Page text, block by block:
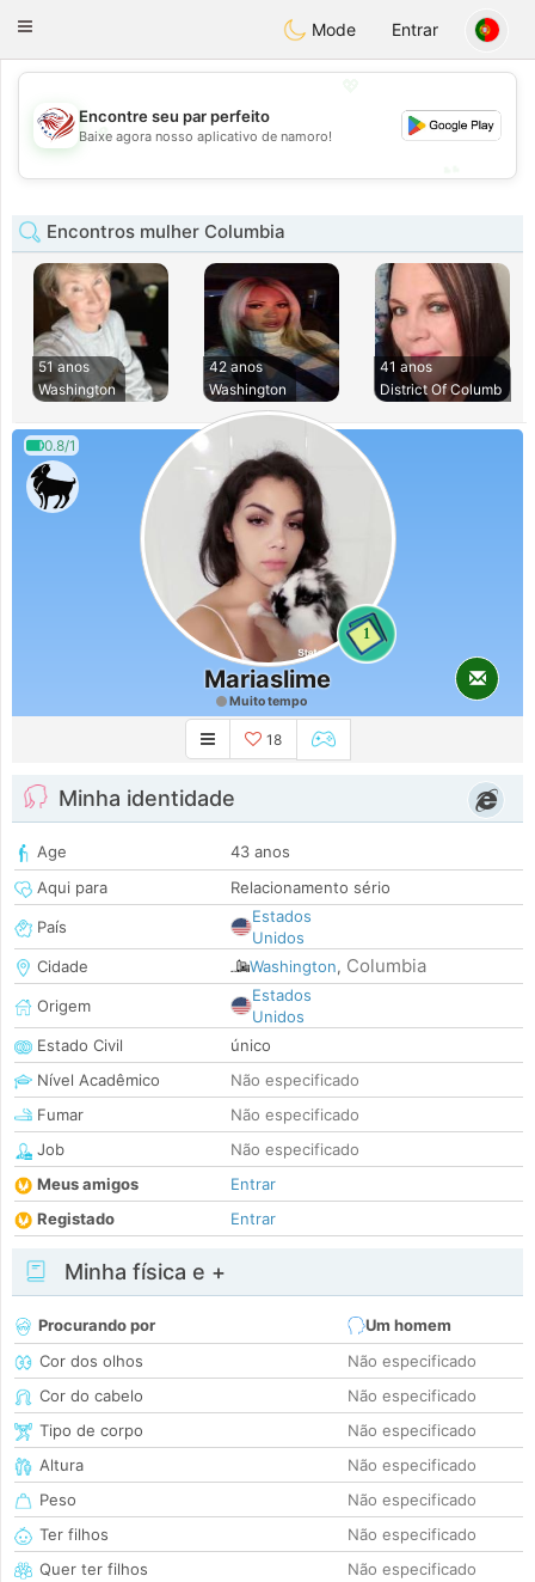
Dating
Toggle
Mode Entrar
💖
💕
Encontre seu par perfeito
Baixe agora nosso aplicativo de namoro!
Encontros mulher Columbia
51 anos
Washington
42 anos
Washington
41 anos
District Of Columb
0.8/1
1
Mariaslime
Muito tempo
18
Minha identidade
Age
43 anos
Aqui para
Relacionamento sério
País
Estados
Unidos
Cidade
Washington, Columbia
Origem
Estados
Unidos
Estado Civil
único
Nível Acadêmico
Não especificado
Fumar
Não especificado
Job
Não especificado
Meus amigos
Entrar
Registado
Entrar
Minha física e +
Procurando por
Um homem
Cor dos olhos
Não especificado
Cor do cabelo
Não especificado
Tipo de corpo
Não especificado
Altura
Não especificado
Peso
Não especificado
Ter filhos
Não especificado
Quer ter filhos
Não especificado